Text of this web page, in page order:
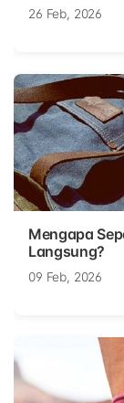
26 Feb, 2026
Mengapa
Langsung?
09 Feb, 2026